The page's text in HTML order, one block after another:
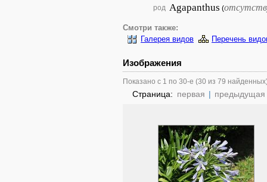
род Agapanthus (
Смотри также:
Галерея видов
Перечень
Изображения
Показано с 1 по 30-е (30 из 79
Страница: первая | предыдущая